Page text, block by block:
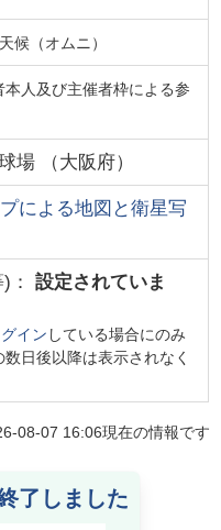
候（オムニ）
本人及び主催者枠による参
場（大阪府）
による地図と衛星写
： 設定されていま
イン している場合にのみ
日後以降は表示されなく
08-07 16:06現在の情報です
了しました